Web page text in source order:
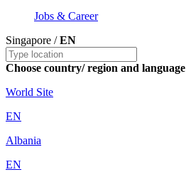
Jobs & Career
Singapore /EN
Choose country/ region and language
World Site
EN
Albania
EN